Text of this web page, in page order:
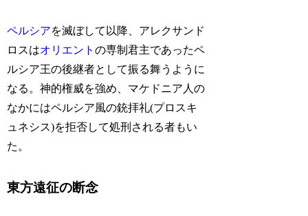
ペルシアを滅ぼして以降、アレクサンド
ロスはオリエントの専制君主であったペ
ルシア王の後継者として振る舞うように
なる。神的権威を強め、マケドニア人の
なかにはペルシア風の銃拝礼(プロスキ
ュネシス)を拒否して処刑される者もい
た。
東方遠征の断念